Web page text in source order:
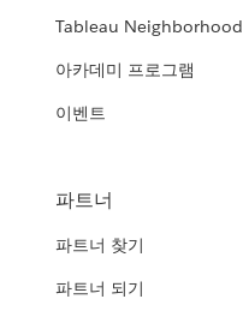
Tableau Neighborhood
아카데미 프로그램
이벤트
파트너
파트너 찾기
파트너 되기